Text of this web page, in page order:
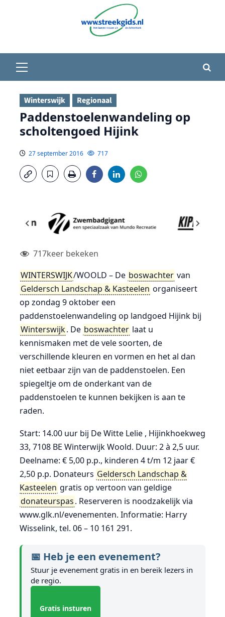
menu
Winterswijk Regionaal
Paddenstoelenwandeling op
scholtengoed Hijink
27 september 2016 717
717keer bekeken
WINTERSWIJK/WOOLD – De boswachter van
Geldersch Landschap & Kasteelen organiseert
op zondag 9 oktober een
paddenstoelenwandeling op landgoed Hijink bij
Winterswijk. De boswachter laat u
kennismaken met de vele soorten, de
verschillende kleuren en vormen en het al dan
niet eetbaar zijn van de paddenstoelen. Een
spiegeltje om de onderkant van de
paddenstoelen te kunnen bekijken is aan te
raden.
Start: 14.00 uur bij De Witte Lelie , Hijinkhoekweg
33, 7108 BE Winterwijk Woold. Duur: 2 à 2,5 uur.
Deelname: € 5,00 p.p., kinderen 4 t/m 12 jaar €
2,50 p.p. Donateurs Geldersch Landschap &
Kasteelen gratis op vertoon van geldige
donateurspas. Reserveren is noodzakelijk via
www.glk.nl/evenementen. Informatie: Harry
Wisselink, tel. 06 – 10 161 291.
📅 Heb je een evenement?
Stuur je evenement gratis in en bereik lezers in
de regio.
Gratis insturen